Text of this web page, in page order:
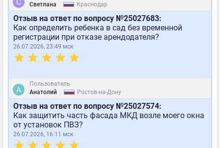
Светлана
Краснодар
Отзыв на ответ по вопросу №25027683:
Как определить ребенка в сад без временной
регистрации при отказе арендодателя?
26.07.2026, 23:49 мск
Пользователь
Анатолий
Ростов-на-Дону
Отзыв на ответ по вопросу №25027574:
Как защитить часть фасада МКД возле моего окна
от установок ПВЗ?
26.07.2026, 16:11 мск